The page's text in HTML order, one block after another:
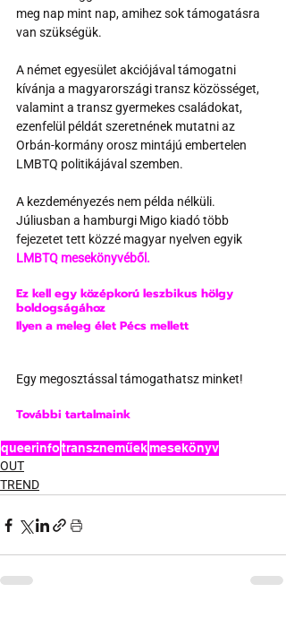
meg nap mint nap, amihez sok támogatásra
van szükségük.
A német egyesület akciójával támogatni
kívánja a magyarországi transz közösséget,
valamint a transz gyermekes családokat,
ezenfelül példát szeretnének mutatni az
Orbán-kormány orosz mintájú embertelen
LMBTQ politikájával szemben.
A kezdeményezés nem példa nélküli.
Júliusban a hamburgi Migo kiadó több
fejezetet tett közzé magyar nyelven egyik
LMBTQ mesekönyvéből.
Ez kell egy középkorú leszbikus hölgy
boldogságához
Ilyen a meleg élet Pécs mellett
Egy megosztással támogathatsz minket!
További tartalmaink
queerinfotranszneműekmesekönyv
OUT
TREND